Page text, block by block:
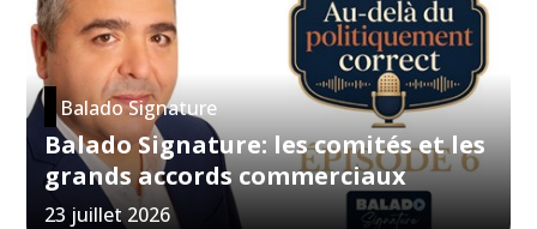
Balado Signature
Balado Signature: les comités et les
grands accords commerciaux
23 juillet 2026